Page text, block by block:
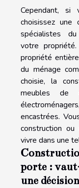
Cependant, si
choisissez
spécialistes du
votre
propriété
du ménage
choisie, la
meubles de
encastrées.
construction
vivre dans une
porte :
une